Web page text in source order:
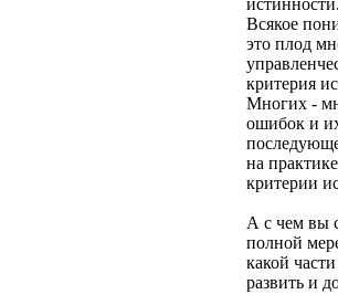
истинности.
Всякое
это плод
критерия
Многих -
ошибок и
на
критерии
А с чем вы
полной
какой
развить и